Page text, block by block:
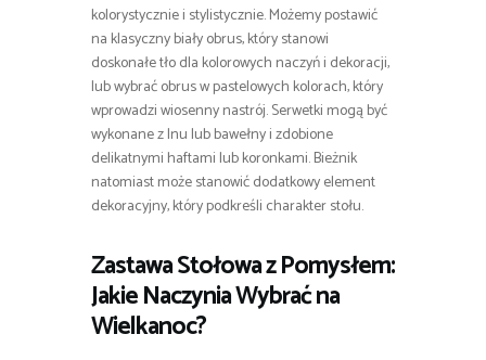
kolorystycznie i stylistycznie. Możemy postawić
na klasyczny biały obrus, który stanowi
doskonałe tło dla kolorowych naczyń i dekoracji,
lub wybrać obrus w pastelowych kolorach, który
wprowadzi wiosenny nastrój. Serwetki mogą być
wykonane z lnu lub bawełny i zdobione
delikatnymi haftami lub koronkami. Bieżnik
natomiast może stanowić dodatkowy element
dekoracyjny, który podkreśli charakter stołu.
Zastawa Stołowa z Pomysłem:
Jakie Naczynia Wybrać na
Wielkanoc?